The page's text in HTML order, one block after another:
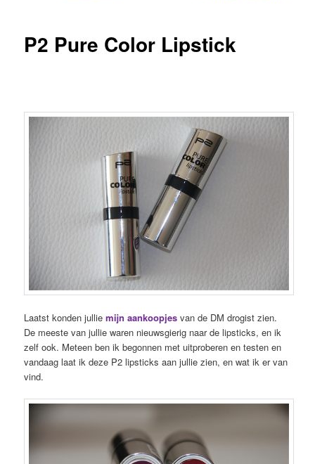
P2 Pure Color Lipstick
Laatst konden julliemijn aankoopjesvan de DM drogist zien.
De meeste van jullie waren nieuwsgierig naar de lipsticks, en ik
zelf ook. Meteen ben ik begonnen met uitproberen en testen en
vandaag laat ik deze P2 lipsticks aan jullie zien, en wat ik er van
vind.